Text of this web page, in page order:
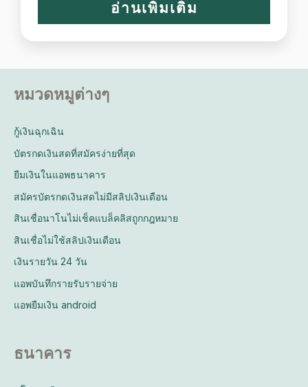
อ่านเพิ่มเติม
หมวดหมูต่างๆ
กู้เงินฉุกเฉิน
บัตรกดเงินสดที่สมัครง่ายที่สุด
ยืมเงินในแอพธนาคาร
สมัครบัตรกดเงินสดไม่มีสลิปเงินเดือน
สินเชื่อนาโนไม่เช็คแบล็คลิสถูกกฎหมาย
สินเชื่อไม่ใช้สลิปเงินเดือน
เงินรายวัน 24 วัน
แอพบันทึกรายรับรายจ่าย
แอพยืมเงิน android
ธนาคาร